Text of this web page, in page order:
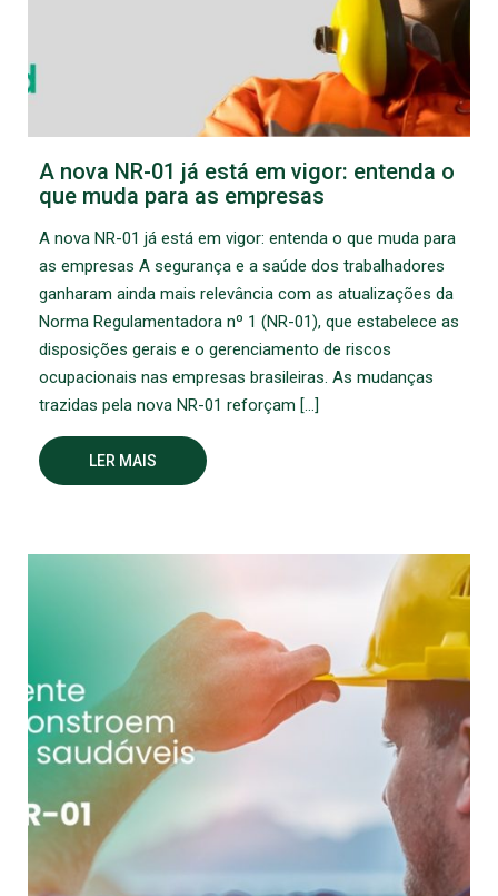
A nova NR-01 já está em vigor: entenda o
que muda para as empresas
A nova NR-01 já está em vigor: entenda o que muda para
as empresas A segurança e a saúde dos trabalhadores
ganharam ainda mais relevância com as atualizações da
Norma Regulamentadora nº 1 (NR-01), que estabelece as
disposições gerais e o gerenciamento de riscos
ocupacionais nas empresas brasileiras. As mudanças
trazidas pela nova NR-01 reforçam […]
LER MAIS